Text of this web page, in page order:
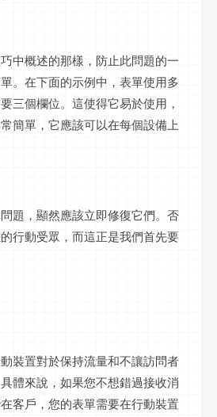
中概述的那樣，防止此問題的一
。在下面的示例中，表單使用多
三個欄位。這使得它易於使用，
簡單，它應該可以在每個設備上
題，顯然應該立即修復它們。否
行動受眾，而這正是我們首先要
裝置對於保持流量和不讓訪問者
體來說，如果您不想錯過接收消
客戶，您的表單需要在行動裝置